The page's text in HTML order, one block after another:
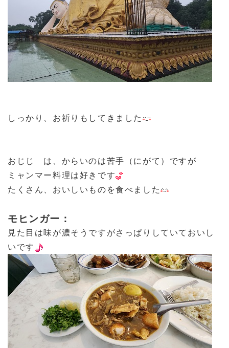
しっかり、お祈りもしてきました
おじじ は、からいのは苦手（にがて）ですが
ミャンマー料理は好きです
たくさん、おいしいものを食べました
モヒンガー：
見た目は味が濃そうですがさっぱりしていておいし
いです